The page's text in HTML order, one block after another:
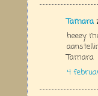
Tamara
heeey
Tamara
4